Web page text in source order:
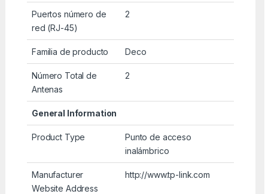
Puertos número de
red (RJ-45)
2
Familia de producto Deco
Número Total de
Antenas
2
General Information
Product Type
Punto de acceso
inalámbrico
Manufacturer
Website Address
http://www.tp-link.com